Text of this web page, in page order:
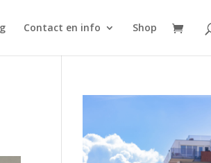
Contact en info Shop